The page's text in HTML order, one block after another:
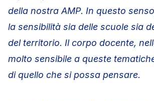
della nostra AMP. In questo
la sensibilità sia delle scuole sia
del territorio. Il corpo docente,
molto sensibile a queste
di quello che si possa pensare.